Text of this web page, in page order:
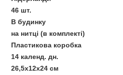
46 шт.
В будинку
на нитці (в комплекті)
Пластикова коробка
14 календ. дн.
26,5х12х24 см